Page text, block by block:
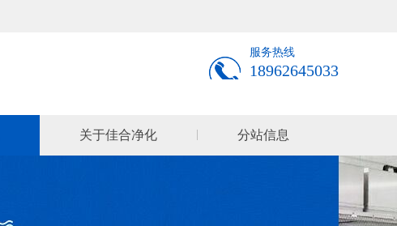
服务热线
18962645033
关于佳合净化 分站信息